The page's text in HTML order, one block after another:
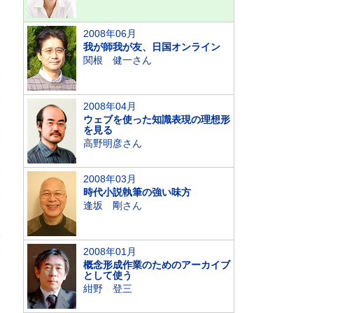
2008年06月
我が師我が友、日国オンライン
関根 健一さん
2008年04月
ウェブを使った知識表現の理想形
を見る
高野明彦さん
2008年03月
時代小説執筆の強い味方
逢坂 剛さん
2008年01月
概念形成作業のためのアーカイブ
として使う
紺野 登三